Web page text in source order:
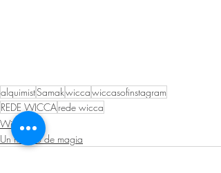
alquimistSamakwiccawiccasofinstagram
REDE WICCArede wicca
Wicca
Un mundo de magia